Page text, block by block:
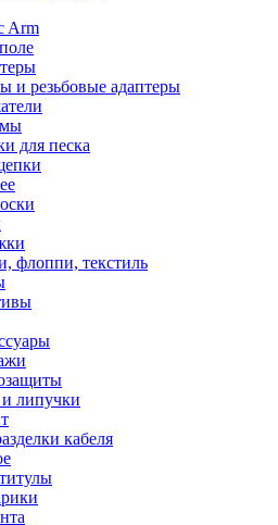
Arm
и резьбовые адаптеры
для песка
флоппи, текстиль
липучки
кабеля